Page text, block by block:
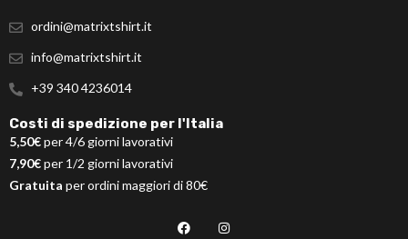
ordini@matrixtshirt.it
info@matrixtshirt.it
+39 340 4236014
Costi di spedizione per l'Italia
5,50€per 4/6 giorni lavorativi
7,90€per 1/2 giorni lavorativi
Gratuita per ordini maggiori di 80€